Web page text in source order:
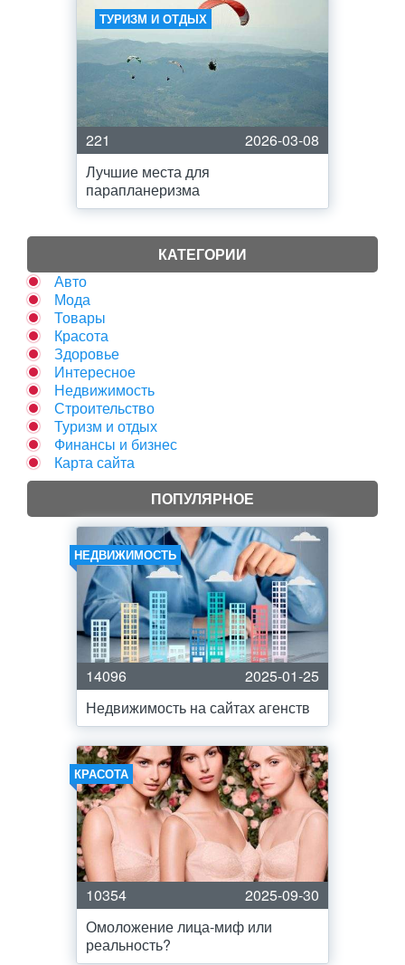
ТУРИЗМ И ОТДЫХ
221
2026-03-08
Лучшие места для
парапланеризма
КАТЕГОРИИ
Авто
Мода
Товары
Красота
Здоровье
Интересное
Недвижимость
Строительство
Туризм и отдых
Финансы и бизнес
Карта сайта
ПОПУЛЯРНОЕ
НЕДВИЖИМОСТЬ
14096
2025-01-25
Недвижимость на сайтах агенств
КРАСОТА
10354
2025-09-30
Омоложение лица-миф или
реальность?